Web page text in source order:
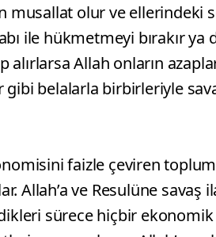
musallat olur ve ellerindeki
ile hükmetmeyi bırakır
alırlarsa Allah onların
belalarla birbirleriyle
faizle çeviren
Allah’a ve Resulüne
sürece hiçbir